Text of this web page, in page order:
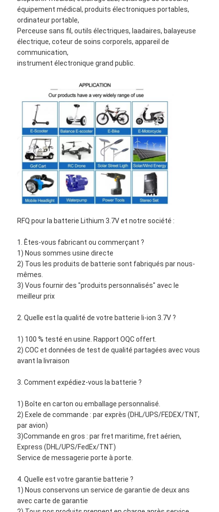
équipement médical, produits électroniques portables,
ordinateur portable,
Perceuse sans fil, outils électriques, laadaires, balayeuse
électrique, coteur de soins corporels, appareil de
communication,
instrument électronique grand public.
RFQ pour la batterie Lithium 3.7V et notre société :
1. Êtes-vous fabricant ou commerçant ?
1) Nous sommes usine directe
2) Tous les produits de batterie sont fabriqués par nous-
mêmes.
3) Vous fournir des "produits personnalisés" avec le
meilleur prix
2. Quelle est la qualité de votre batterie li-ion 3.7V ?
1) 100 % testé en usine. Rapport OQC offert.
2) COC et données de test de qualité partagées avec vous
avant la livraison
3. Comment expédiez-vous la batterie ?
1) Boîte en carton ou emballage personnalisé.
2) Exele de commande : par exprès (DHL/UPS/FEDEX/TNT,
par avion)
3)Commande en gros : par fret maritime, fret aérien,
Express (DHL/UPS/FedEx/TNT)
Service de messagerie porte à porte.
4. Quelle est votre garantie batterie ?
1) Nous conservons un service de garantie de deux ans
avec carte de garantie